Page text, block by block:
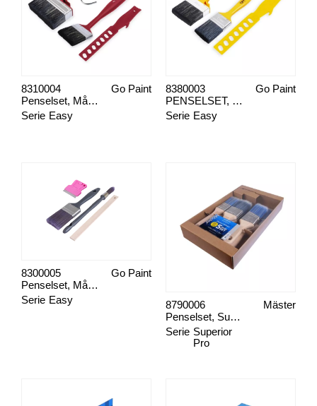
Penselset, Måla rödfärg
Go Paint
8310004
Serie Easy
PENSELSET, MÅLA TRÄOLJA
Go Paint
8380003
Serie Easy
Penselset, Måla Fönster
Go Paint
8300005
Serie Easy
Penselset, Superior Blue 6-pack
Mäster
8790006
Serie Superior
Pro